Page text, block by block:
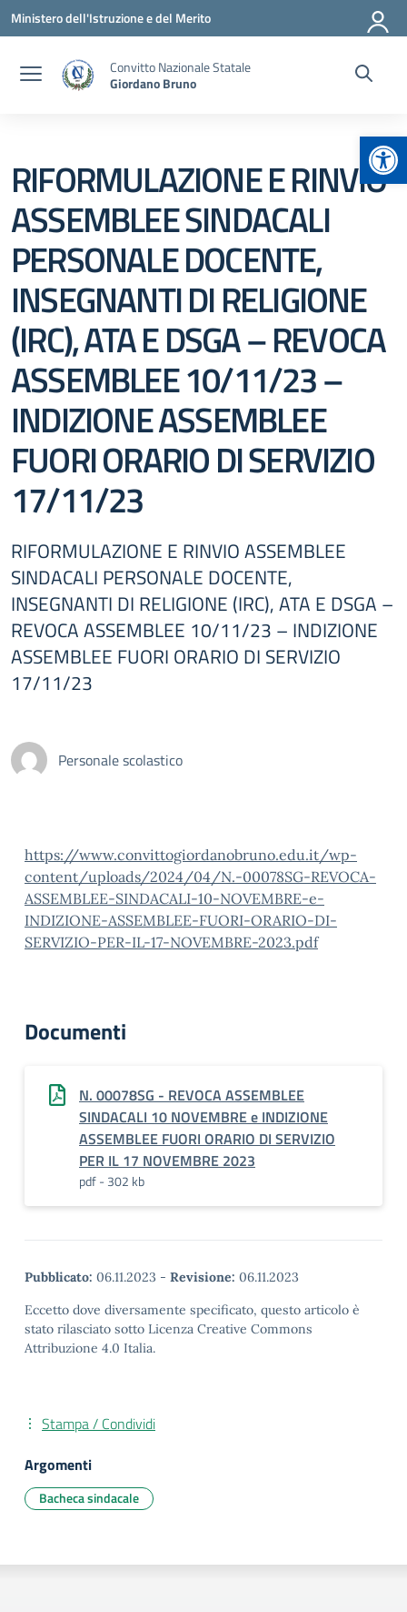
Vai ai contenuti
Vai al menu di navigazione
Vai al footer
Ministero dell'Istruzione e del Merito
Convitto Nazionale Statale
Giordano Bruno
RIFORMULAZIONE E RINVIO
ASSEMBLEE SINDACALI
PERSONALE DOCENTE,
INSEGNANTI DI RELIGIONE
(IRC), ATA E DSGA – REVOCA
ASSEMBLEE 10/11/23 –
INDIZIONE ASSEMBLEE
FUORI ORARIO DI SERVIZIO
17/11/23
RIFORMULAZIONE E RINVIO ASSEMBLEE
SINDACALI PERSONALE DOCENTE,
INSEGNANTI DI RELIGIONE (IRC), ATA E DSGA –
REVOCA ASSEMBLEE 10/11/23 – INDIZIONE
ASSEMBLEE FUORI ORARIO DI SERVIZIO
17/11/23
Personale scolastico
https://www.convittogiordanobruno.edu.it/wp-
content/uploads/2024/04/N.-00078SG-REVOCA-
ASSEMBLEE-SINDACALI-10-NOVEMBRE-e-
INDIZIONE-ASSEMBLEE-FUORI-ORARIO-DI-
SERVIZIO-PER-IL-17-NOVEMBRE-2023.pdf
Documenti
N. 00078SG - REVOCA ASSEMBLEE
SINDACALI 10 NOVEMBRE e INDIZIONE
ASSEMBLEE FUORI ORARIO DI SERVIZIO
PER IL 17 NOVEMBRE 2023
pdf - 302 kb
Pubblicato: 06.11.2023 - Revisione: 06.11.2023
Eccetto dove diversamente specificato, questo articolo è
stato rilasciato sotto Licenza Creative Commons
Attribuzione 4.0 Italia.
Stampa / Condividi
Argomenti
Bacheca sindacale